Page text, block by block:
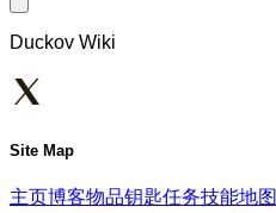
Duckov Wiki
Site Map
主页博客物品钥匙任务技能地图